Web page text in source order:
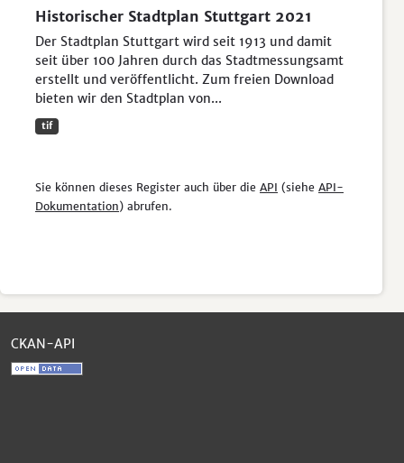
Historischer Stadtplan Stuttgart 2021
Der Stadtplan Stuttgart wird seit 1913 und damit
seit über 100 Jahren durch das Stadtmessungsamt
erstellt und veröffentlicht. Zum freien Download
bieten wir den Stadtplan von...
tif
Sie können dieses Register auch über die API (siehe API-
Dokumentation) abrufen.
CKAN-API